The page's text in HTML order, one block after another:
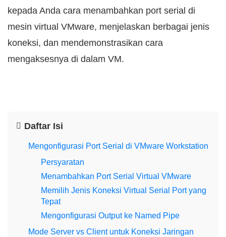
kepada Anda cara menambahkan port serial di
mesin virtual VMware, menjelaskan berbagai jenis
koneksi, dan mendemonstrasikan cara
mengaksesnya di dalam VM.
Daftar Isi
Mengonfigurasi Port Serial di VMware Workstation
Persyaratan
Menambahkan Port Serial Virtual VMware
Memilih Jenis Koneksi Virtual Serial Port yang
Tepat
Mengonfigurasi Output ke Named Pipe
Mode Server vs Client untuk Koneksi Jaringan